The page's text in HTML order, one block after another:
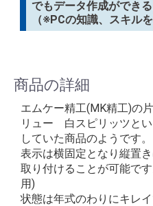
でもデータ作成ができ
（※PCの知識、スキル
商品の詳細
エムケー精工(MK精工)
リュー 白スピリッツと
していた商品のようです。
表示は横固定となり縦置
取り付けることが可能で
用)
状態は年式のわりにキレイ